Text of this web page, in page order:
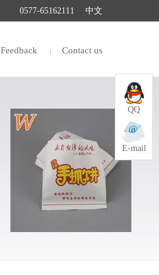
0577-65162111 中文
Contact us
Feedback
QQ
E-mail